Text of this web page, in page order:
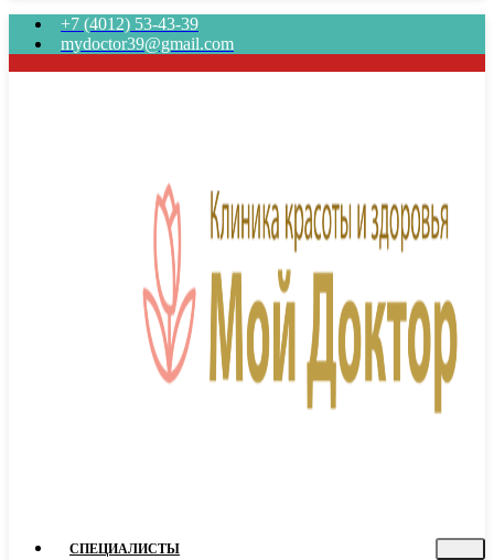
+7 (4012) 53-43-39
mydoctor39@gmail.com
СПЕЦИАЛИСТЫ